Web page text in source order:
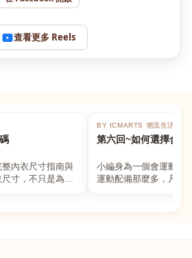
查看更多 Reels
內衣尺寸指南與
寸，不只是為了
BY ICMARTS 潮流生活百貨
第六回~如何選擇合適
小編身為一個會運動的
運動配備那麼多，凡舉